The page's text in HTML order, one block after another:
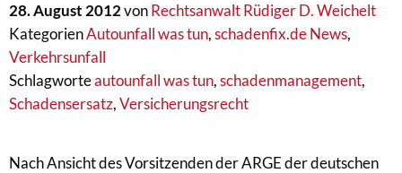
28. August 2012vonRechtsanwalt Rüdiger D. Weichelt
KategorienAutounfall was tun,schadenfix.de News,
Verkehrsunfall
Schlagworteautounfall was tun,schadenmanagement,
Schadensersatz,Versicherungsrecht
Nach Ansicht des Vorsitzenden der ARGE der deutschen